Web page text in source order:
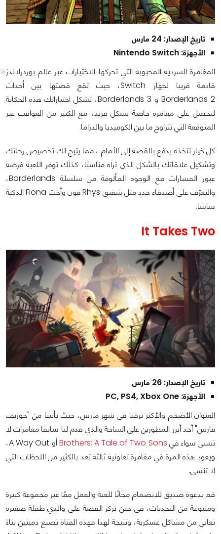
تاريخ الإصدار: 24 مارس
الأجهزة: Nintendo Switch
المغامرة السردية المحبوبة التي تحركها الاختيارات عبر عالم بوردرلاندز
قادمة قريبا لجهاز Switch، حيث تقع قصتها بين أحداث
Borderlands 2 و Borderlands 3، تشكل اختياراتك هذه الحكاية
لتحصل على مغامرة خاصة بشكل فريد، مع الكثير من العواقب غير
المتوقعة التي تتراوح ما بين الكوميديا والدراما.
كل خيار تتخذه يدفع بالقصة إلى الأمام ، مما يتيح لك تخصيص رحلتك
وتشكيل علاقاتك بالشكل الذي تراه مناسبًا، كذلك توفر اللعبة فرصة
عبور المسارات مع الوجوه المألوفة من سلسلة Borderlands،
والتعرّف على أصدقاء جدد مثل شقيق Rhys فون وأخت Fiona الذكية
ساشا.
It Takes Two
تاريخ الإصدار: 26 مارس
الأجهزة: PC, PS4, Xbox One
العنوان الأضخم والأكثر ترقبا في شهر مارس، حيث يأتينا من "جوزيف
فارس" أحد أبزر المطورين على الساحة والذي قدم لنا سابقا مغامرات لا
تنسى سواء في Brothers: A Tale of Two Sons
أو A Way Out،
ويعود هذه المرة في مغامرة تعاونية ثالثة تعد بالكثير من اللحظات التي
لا تنسى.
قم بدعوة صديق للانضمام مجانًا للعبة والعمل معًا عبر مجموعة كبيرة
ومتنوعة من التحديات، في حين تركز القصة على والدي طفلة صغيرة
تعاني من مشاكل عسكرية، ونتيجة لهذا فهذه الفتاة تصنع دميتين بناءً